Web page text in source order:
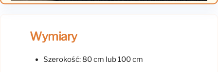
Wymiary
Szerokość: 80 cm lub 100 cm